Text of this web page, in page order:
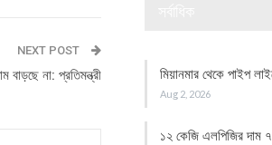
NEXT POST
বাড়ছে না: প্রতিমন্ত্রী মিয়ানমার থেকে পাইপ
Aug 2, 2026
১২ কেজি এলপিজির দাম